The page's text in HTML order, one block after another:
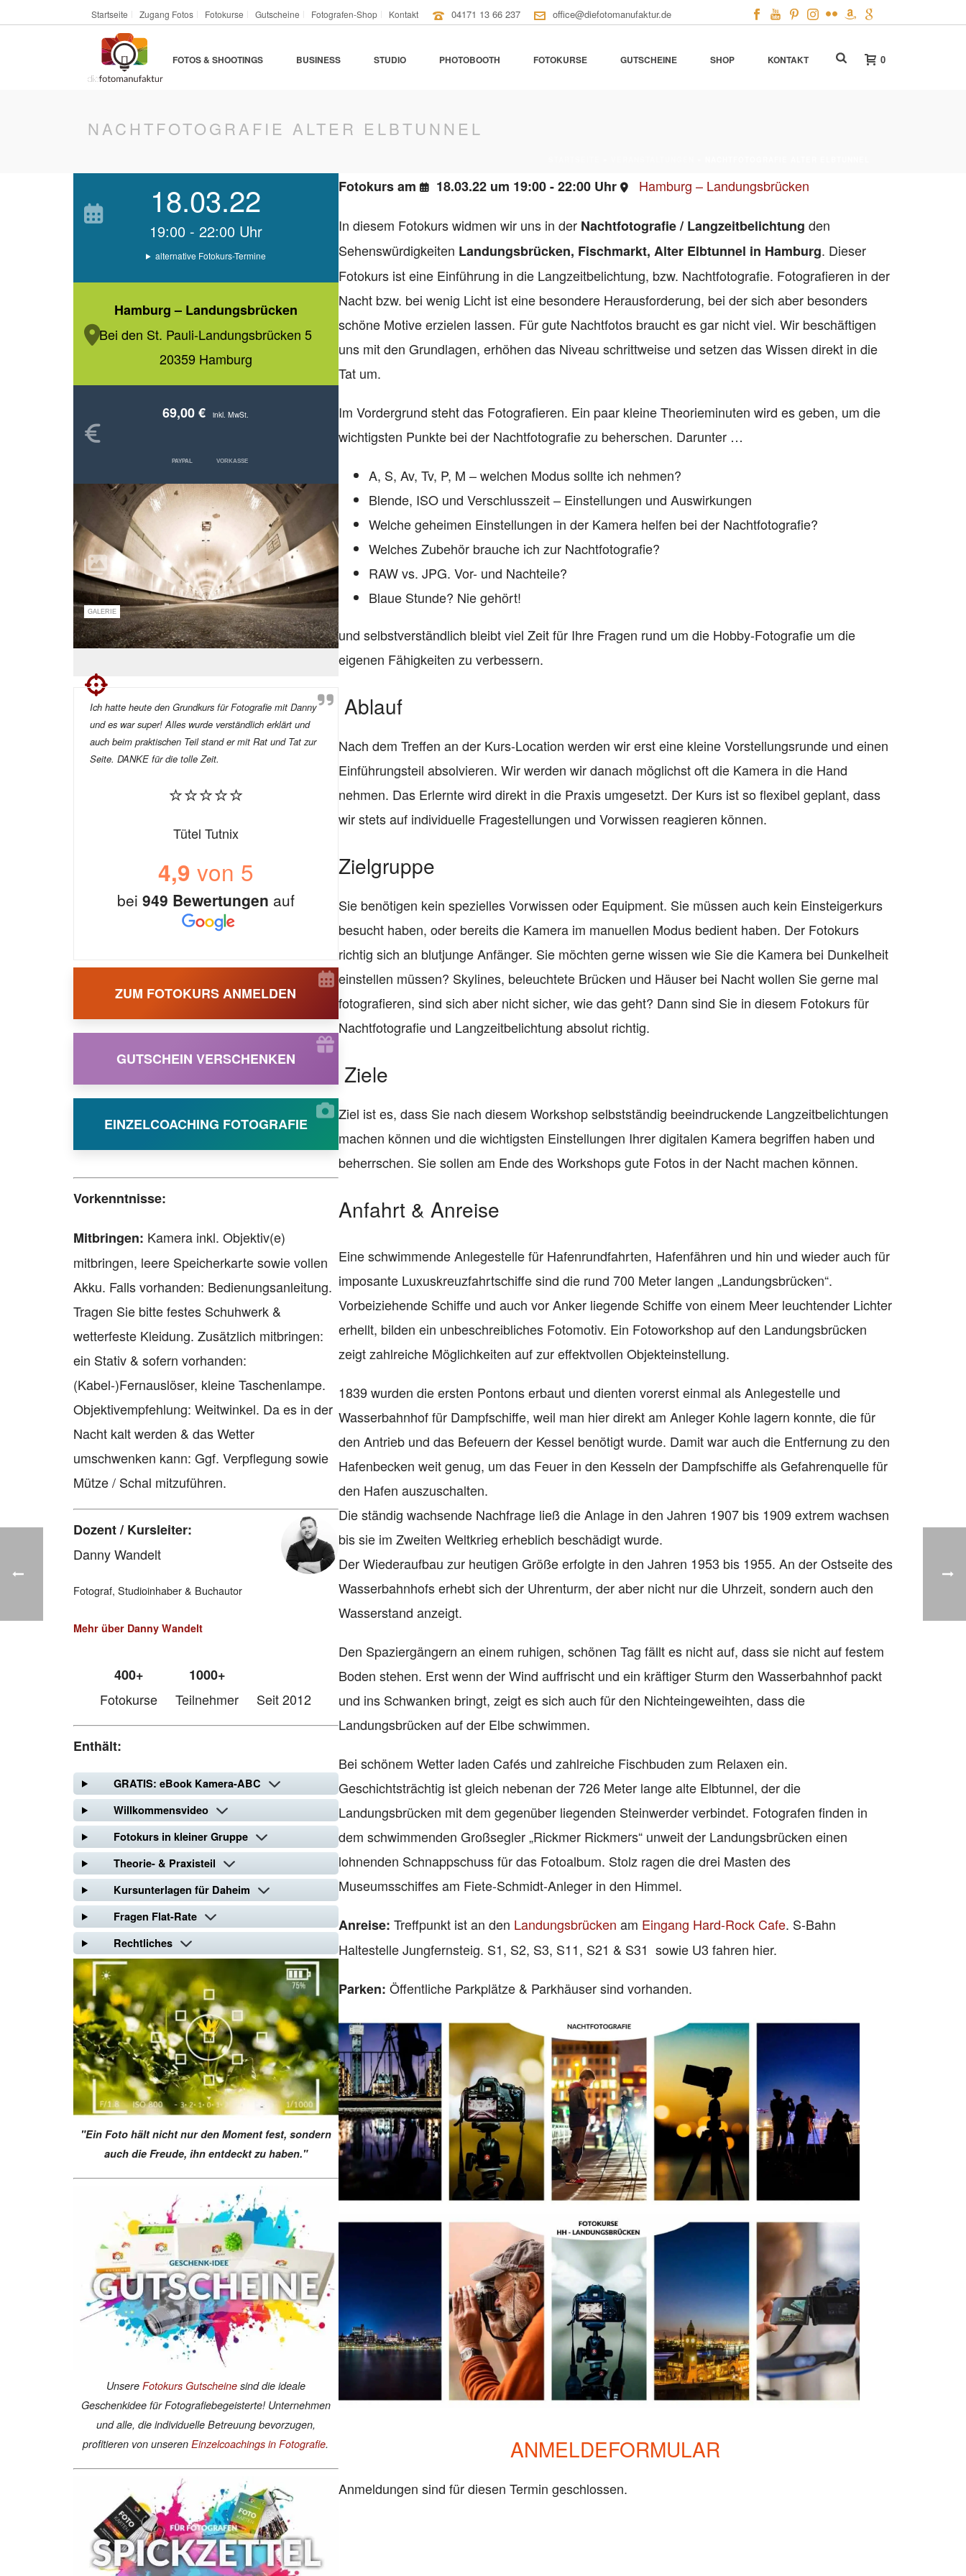
Startseite Zugang Fotos Fotokurse Gutscheine Fotografen-Shop Kontakt 04171 13 66 237 office@diefotomanufaktur.de
FOTOS & SHOOTINGS BUSINESS STUDIO PHOTOBOOTH FOTOKURSE GUTSCHEINE SHOP KONTAKT 0
NACHTFOTOGRAFIE ALTER ELBTUNNEL
18.03.22
19:00 - 22:00 Uhr
alternative Fotokurs-Termine
Hamburg – Landungsbrücken
Bei den St. Pauli-Landungsbrücken 5
20359 Hamburg
69,00 € inkl. MwSt.
PAYPAL VORKASSE
GALERIE
Ich hatte heute den Grundkurs für Fotografie mit Danny
und es war super! Alles wurde verständlich erklärt und
auch beim praktischen Teil stand er mit Rat und Tat zur
Seite. DANKE für die tolle Zeit.
⭐⭐⭐⭐⭐
Tütel Tutnix
4,9 von 5
bei 949 Bewertungen auf
ZUM FOTOKURS ANMELDEN
GUTSCHEIN VERSCHENKEN
EINZELCOACHING FOTOGRAFIE
Vorkenntnisse:
Mitbringen: Kamera inkl. Objektiv(e)
mitbringen, leere Speicherkarte sowie vollen
Akku. Falls vorhanden: Bedienungsanleitung.
Tragen Sie bitte festes Schuhwerk &
wetterfeste Kleidung. Zusätzlich mitbringen:
ein Stativ & sofern vorhanden:
(Kabel-)Fernauslöser, kleine Taschenlampe.
Objektivempfehlung: Weitwinkel. Da es in der
Nacht kalt werden & das Wetter
umschwenken kann: Ggf. Verpflegung sowie
Mütze / Schal mitzuführen.
Dozent / Kursleiter:
Danny Wandelt
Fotograf, Studioinhaber & Buchautor
Mehr über Danny Wandelt
400+
Fotokurse
1000+
Teilnehmer
Seit 2012
Enthält:
GRATIS: eBook Kamera-ABC
Willkommensvideo
Fotokurs in kleiner Gruppe
Theorie- & Praxisteil
Kursunterlagen für Daheim
Fragen Flat-Rate
Rechtliches
"Ein Foto hält nicht nur den Moment fest, sondern
auch die Freude, ihn entdeckt zu haben."
Unsere Fotokurs Gutscheinesind die ideale
Geschenkidee für Fotografiebegeisterte! Unternehmen
und alle, die individuelle Betreuung bevorzugen,
profitieren von unserenEinzelcoachings in Fotografie.
Fotokurs am 18.03.22 um 19:00 - 22:00 Uhr Hamburg – Landungsbrücken
In diesem Fotokurs widmen wir uns in der Nachtfotografie / Langzeitbelichtung den
Sehenswürdigkeiten Landungsbrücken, Fischmarkt, Alter Elbtunnel in Hamburg. Dieser
Fotokurs ist eine Einführung in die Langzeitbelichtung, bzw. Nachtfotografie. Fotografieren in der
Nacht bzw. bei wenig Licht ist eine besondere Herausforderung, bei der sich aber besonders
schöne Motive erzielen lassen. Für gute Nachtfotos braucht es gar nicht viel. Wir beschäftigen
uns mit den Grundlagen, erhöhen das Niveau schrittweise und setzen das Wissen direkt in die
Tat um.
Im Vordergrund steht das Fotografieren. Ein paar kleine Theorieminuten wird es geben, um die
wichtigsten Punkte bei der Nachtfotografie zu beherschen. Darunter …
A, S, Av, Tv, P, M – welchen Modus sollte ich nehmen?
Blende, ISO und Verschlusszeit – Einstellungen und Auswirkungen
Welche geheimen Einstellungen in der Kamera helfen bei der Nachtfotografie?
Welches Zubehör brauche ich zur Nachtfotografie?
RAW vs. JPG. Vor- und Nachteile?
Blaue Stunde? Nie gehört!
und selbstverständlich bleibt viel Zeit für Ihre Fragen rund um die Hobby-Fotografie um die
eigenen Fähigkeiten zu verbessern.
Ablauf
Nach dem Treffen an der Kurs-Location werden wir erst eine kleine Vorstellungsrunde und einen
Einführungsteil absolvieren. Wir werden wir danach möglichst oft die Kamera in die Hand
nehmen. Das Erlernte wird direkt in die Praxis umgesetzt. Der Kurs ist so flexibel geplant, dass
wir stets auf individuelle Fragestellungen und Vorwissen reagieren können.
Zielgruppe
Sie benötigen kein spezielles Vorwissen oder Equipment. Sie müssen auch kein Einsteigerkurs
besucht haben, oder bereits die Kamera im manuellen Modus bedient haben. Der Fotokurs
richtig sich an blutjunge Anfänger. Sie möchten gerne wissen wie Sie die Kamera bei Dunkelheit
einstellen müssen? Skylines, beleuchtete Brücken und Häuser bei Nacht wollen Sie gerne mal
fotografieren, sind sich aber nicht sicher, wie das geht? Dann sind Sie in diesem Fotokurs für
Nachtfotografie und Langzeitbelichtung absolut richtig.
Ziele
Ziel ist es, dass Sie nach diesem Workshop selbstständig beeindruckende Langzeitbelichtungen
machen können und die wichtigsten Einstellungen Ihrer digitalen Kamera begriffen haben und
beherrschen. Sie sollen am Ende des Workshops gute Fotos in der Nacht machen können.
Anfahrt & Anreise
Eine schwimmende Anlegestelle für Hafenrundfahrten, Hafenfähren und hin und wieder auch für
imposante Luxuskreuzfahrtschiffe sind die rund 700 Meter langen „Landungsbrücken“.
Vorbeiziehende Schiffe und auch vor Anker liegende Schiffe von einem Meer leuchtender Lichter
erhellt, bilden ein unbeschreibliches Fotomotiv. Ein Fotoworkshop auf den Landungsbrücken
zeigt zahlreiche Möglichkeiten auf zur effektvollen Objekteinstellung.
1839 wurden die ersten Pontons erbaut und dienten vorerst einmal als Anlegestelle und
Wasserbahnhof für Dampfschiffe, weil man hier direkt am Anleger Kohle lagern konnte, die für
den Antrieb und das Befeuern der Kessel benötigt wurde. Damit war auch die Entfernung zu den
Hafenbecken weit genug, um das Feuer in den Kesseln der Dampfschiffe als Gefahrenquelle für
den Hafen auszuschalten.
Die ständig wachsende Nachfrage ließ die Anlage in den Jahren 1907 bis 1909 extrem wachsen
bis sie im Zweiten Weltkrieg erheblich beschädigt wurde.
Der Wiederaufbau zur heutigen Größe erfolgte in den Jahren 1953 bis 1955. An der Ostseite des
Wasserbahnhofs erhebt sich der Uhrenturm, der aber nicht nur die Uhrzeit, sondern auch den
Wasserstand anzeigt.
Den Spaziergängern an einem ruhigen, schönen Tag fällt es nicht auf, dass sie nicht auf festem
Boden stehen. Erst wenn der Wind auffrischt und ein kräftiger Sturm den Wasserbahnhof packt
und ins Schwanken bringt, zeigt es sich auch für den Nichteingeweihten, dass die
Landungsbrücken auf der Elbe schwimmen.
Bei schönem Wetter laden Cafés und zahlreiche Fischbuden zum Relaxen ein.
Geschichtsträchtig ist gleich nebenan der 726 Meter lange alte Elbtunnel, der die
Landungsbrücken mit dem gegenüber liegenden Steinwerder verbindet. Fotografen finden in
dem schwimmenden Großsegler „Rickmer Rickmers“ unweit der Landungsbrücken einen
lohnenden Schnappschuss für das Fotoalbum. Stolz ragen die drei Masten des
Museumsschiffes am Fiete-Schmidt-Anleger in den Himmel.
Anreise: Treffpunkt ist an den Landungsbrücken am Eingang Hard-Rock Cafe. S-Bahn
Haltestelle Jungfernsteig. S1, S2, S3, S11, S21 & S31 sowie U3 fahren hier.
Parken: Öffentliche Parkplätze & Parkhäuser sind vorhanden.
ANMELDEFORMULAR
Anmeldungen sind für diesen Termin geschlossen.